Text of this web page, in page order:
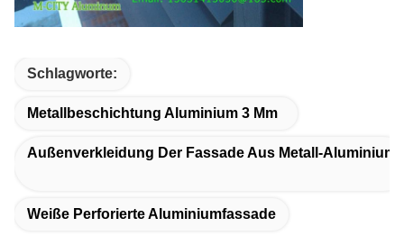
Schlagworte:
Metallbeschichtung Aluminium 3 Mm
Außenverkleidung Der Fassade Aus Metall-Aluminium
Weiße Perforierte Aluminiumfassade